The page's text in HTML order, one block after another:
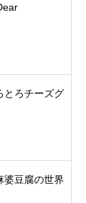
とろチーズグ
婆豆腐の世界